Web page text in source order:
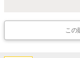
この